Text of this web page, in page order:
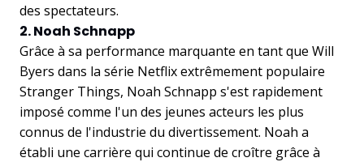
des spectateurs.
2. Noah Schnapp
Grâce à sa performance marquante en tant que Will
Byers dans la série Netflix extrêmement populaire
Stranger Things, Noah Schnapp s'est rapidement
imposé comme l'un des jeunes acteurs les plus
connus de l'industrie du divertissement. Noah a
établi une carrière qui continue de croître grâce à